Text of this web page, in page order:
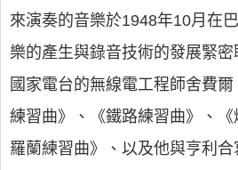
來演奏的音樂於1948年10月在
樂的產生與錄音技術的發展緊
國家電台的無線電工程師舍費
練習曲》、《鐵路練習曲》、
羅蘭練習曲》、以及他與亨利